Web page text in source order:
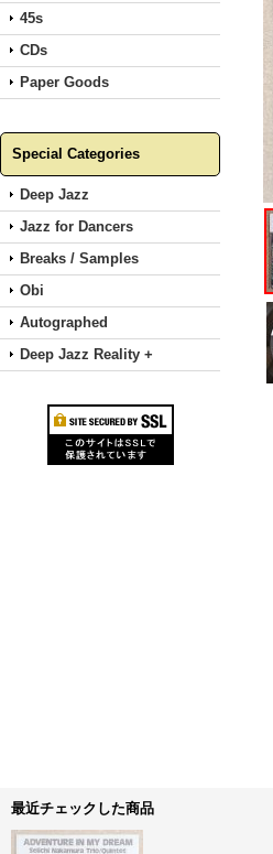
45s
CDs
Paper Goods
Special Categories
Deep Jazz
Jazz for Dancers
Breaks / Samples
Obi
Autographed
Deep Jazz Reality +
最近チェックした商品